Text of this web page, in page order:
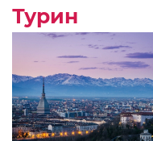
Турин